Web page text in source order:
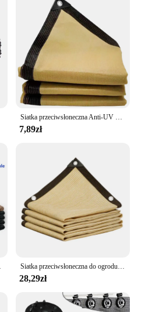
7,89zł
28,29zł